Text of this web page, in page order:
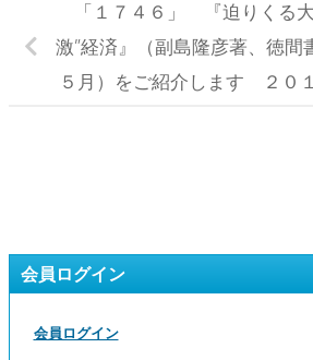
「１７４６」 『迫りくる
激”経済』（副島隆彦著、徳間
５月）をご紹介します ２０
会員ログイン
会員ログイン